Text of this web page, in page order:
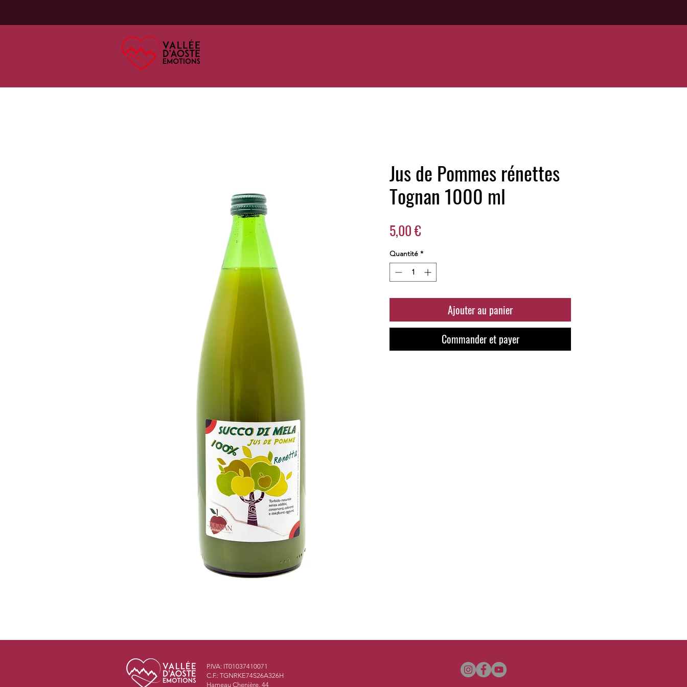
Jus de Pommes rénettes
Tognan 1000 ml
5,00 €Prix
Quantité *
Ajouter au panier
Commander et payer
P.IVA: IT01037410071
C.F.: TGNRKE74S26A326H
Hameau Chenière, 44